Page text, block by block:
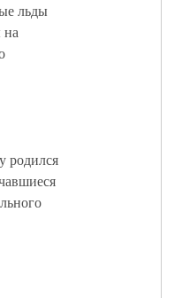
льды
на
родился